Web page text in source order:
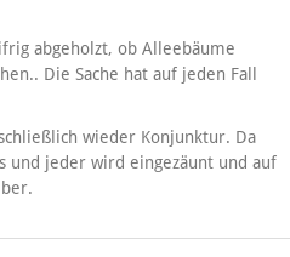
abgeholzt, ob Alleebäume
Die Sache hat auf jeden Fall
wieder Konjunktur. Da
und jeder wird eingezäunt und auf